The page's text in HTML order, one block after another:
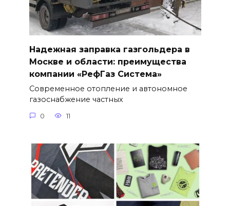
Надежная заправка газгольдера в
Москве и области: преимущества
компании «РефГаз Система»
Современное отопление и автономное
газоснабжение частных
0 11